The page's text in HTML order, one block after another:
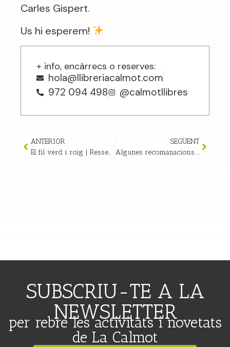
Carles Gispert.
Us hi esperem!
+ info, encàrrecs o reserves:
hola@llibreriacalmot.com
972 094 498
@calmotllibres
ANTERIOR
El fil verd i roig | Ressenya
SEGÜENT
Algunes recomanacions d’àlbums il·lustrats
SUBSCRIU-TE A LA
NEWSLETTER
per rebre les activitats i novetats
de La Calmot